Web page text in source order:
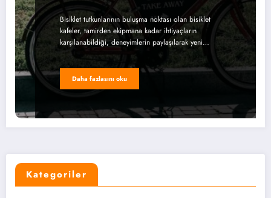
Bisiklet tutkunlarının buluşma noktası olan bisiklet
kafeler, tamirden ekipmana kadar ihtiyaçların
karşılanabildiği, deneyimlerin paylaşılarak yeni…
Daha fazlasını oku
Kategoriler